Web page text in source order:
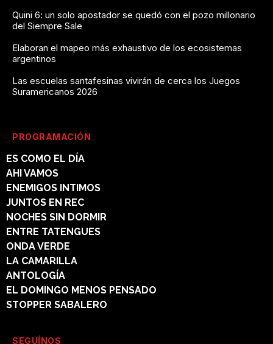
Quini 6: un solo apostador se quedó con el pozo millonario
del Siempre Sale
Elaboran el mapeo más exhaustivo de los ecosistemas
argentinos
Las escuelas santafesinas vivirán de cerca los Juegos
Suramericanos 2026
PROGRAMACIÓN
ES COMO EL DÍA
AHI VAMOS
ENEMIGOS INTIMOS
JUNTOS EN REC
NOCHES SIN DORMIR
ENTRE TATENGUES
ONDA VERDE
LA CAMARILLA
ANTOLOGÍA
EL DOMINGO MENOS PENSADO
STOPPER SABALERO
SEGUÍNOS